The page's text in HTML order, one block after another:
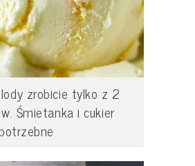
zrobicie tylko z 2
Śmietanka i cukier